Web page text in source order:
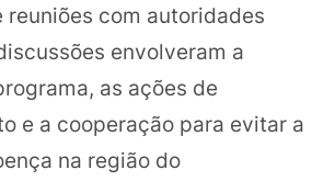
reuniões com autoridades
envolveram a
as ações de
e a cooperação para evitar a
na região do